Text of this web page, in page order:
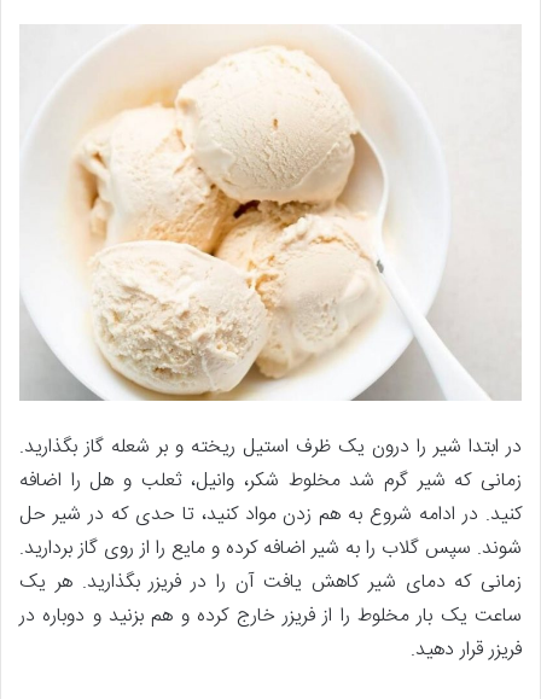
در ابتدا شیر را درون یک ظرف استیل ریخته و بر شعله گاز بگذارید.
زمانی که شیر گرم شد مخلوط شکر، وانیل، ثعلب و هل را اضافه
کنید. در ادامه شروع به هم زدن مواد کنید، تا حدی که در شیر حل
شوند. سپس گلاب را به شیر اضافه کرده و مایع را از روی گاز بردارید.
زمانی که دمای شیر کاهش یافت آن را در فریزر بگذارید. هر یک
ساعت یک بار مخلوط را از فریزر خارج کرده و هم بزنید و دوباره در
فریزر قرار دهید.